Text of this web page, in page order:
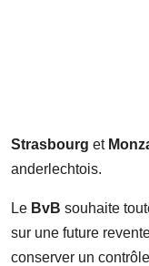
Strasbourg et
anderlechtois.
Le BvB souhaite
sur une future
conserver un